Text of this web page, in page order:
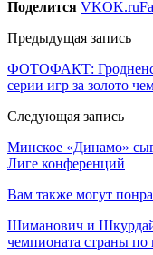
Поделится VKOK.ru
Предыдущая запись
ФОТОФАКТ:
серии игр за золото
Следующая запись
Минское «Динамо»
Лиге конференций
Вам также могут
Шиманович и Шкурдай
чемпионата страны